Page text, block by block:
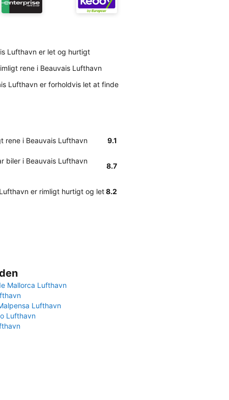
Lufthavn er let og hurtigt
rene i Beauvais Lufthavn
Lufthavn er forholdvis let at finde
rene i Beauvais Lufthavn 9.1
biler i Beauvais Lufthavn
8.7
er rimligt hurtigt og let8.2
Mallorca Lufthavn
Lufthavn
Lufthavn